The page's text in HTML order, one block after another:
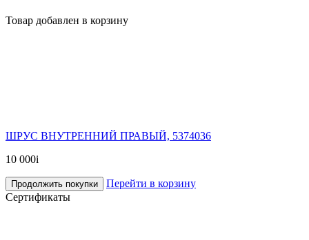
Товар добавлен в корзину
ШРУС ВНУТРЕННИЙ ПРАВЫЙ, 5374036
10 000i
Продолжить покупки
Перейти в корзину
Сертификаты